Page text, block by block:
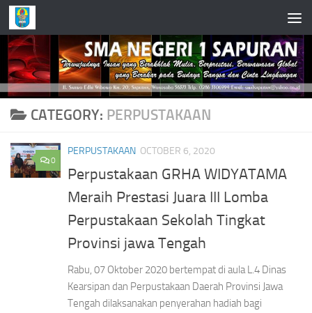
Skip to content
CATEGORY: PERPUSTAKAAN
0
PERPUSTAKAAN OCTOBER 6, 2020
Perpustakaan GRHA WIDYATAMA
Meraih Prestasi Juara III Lomba
Perpustakaan Sekolah Tingkat
Provinsi jawa Tengah
Rabu, 07 Oktober 2020 bertempat di aula L.4 Dinas
Kearsipan dan Perpustakaan Daerah Provinsi Jawa
Tengah dilaksanakan penyerahan hadiah bagi